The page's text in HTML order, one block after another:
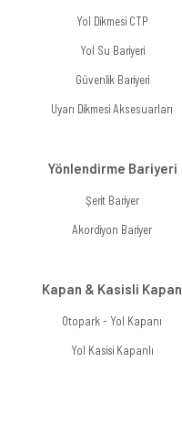
Yol Dikmesi CTP
Yol Su Bariyeri
Güvenlik Bariyeri
Uyarı Dikmesi Aksesuarları
Yönlendirme Bariyeri
Şerit Bariyer
Akordiyon Bariyer
Kapan & Kasisli Kapan
Otopark - Yol Kapanı
Yol Kasisi Kapanlı